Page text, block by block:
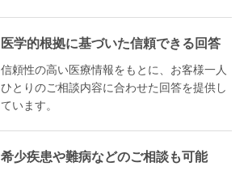
医学的根拠に基づいた信頼できる回答
信頼性の高い医療情報をもとに、お客様一人
ひとりのご相談内容に合わせた回答を提供し
ています。
希少疾患や難病などのご相談も可能